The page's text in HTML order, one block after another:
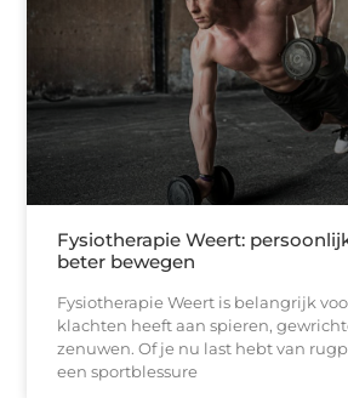
Fysiotherapie Weert:
beter bewegen
Fysiotherapie Weert is belangrijk
klachten heeft aan spieren,
zenuwen. Of je nu last hebt van
een sportblessure